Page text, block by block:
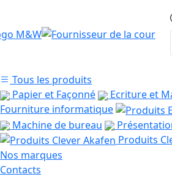
Tous les produits
Papier et Façonné
Ecriture et
Fourniture informatique
Machine de bureau
Produits
Nos marques
Contacts